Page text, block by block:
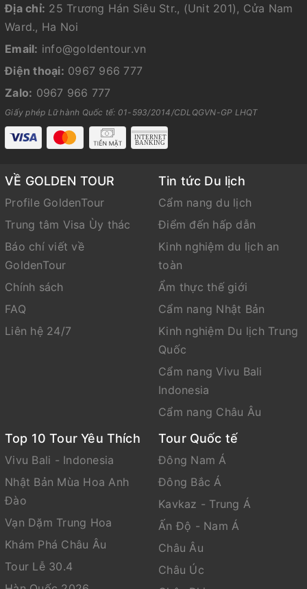
Địa chỉ: 25 Trương Hán Siêu Str., (Unit 201), Cửa Nam
Ward., Ha Noi
Email: info@goldentour.vn
Điện thoại: 0967 966 777
Zalo: 0967 966 777
Giấy phép Lữ hành Quốc tế: 01-593/2014/CDLQGVN-GP LHQT
VỀ GOLDEN TOUR
Profile GoldenTour
Trung tâm Visa Ùy thác
Báo chí viết về
GoldenTour
Chính sách
FAQ
Liên hệ 24/7
Tin tức Du lịch
Cẩm nang du lịch
Điểm đến hấp dẫn
Kinh nghiệm du lịch an
toàn
Ẩm thực thế giới
Cẩm nang Nhật Bản
Kinh nghiệm Du lịch Trung
Quốc
Cẩm nang Vivu Bali
Indonesia
Cẩm nang Châu Âu
Top 10 Tour Yêu Thích
Vivu Bali - Indonesia
Nhật Bản Mùa Hoa Anh
Đào
Vạn Dặm Trung Hoa
Khám Phá Châu Âu
Tour Lễ 30.4
Tour Quốc tế
Đông Nam Á
Đông Bắc Á
Kavkaz - Trung Á
Ấn Độ - Nam Á
Châu Âu
Châu Úc